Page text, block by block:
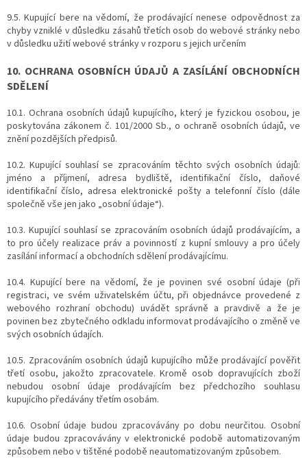
9.5. Kupující bere na vědomí, že prodávající nenese odpovědnost za
chyby vzniklé v důsledku zásahů třetích osob do webové stránky nebo
v důsledku užití webové stránky v rozporu s jejich určením
10. OCHRANA OSOBNÍCH ÚDAJŮ A ZASÍLÁNÍ OBCHODNÍCH
SDĚLENÍ
10.1. Ochrana osobních údajů kupujícího, který je fyzickou osobou, je
poskytována zákonem č. 101/2000 Sb., o ochraně osobních údajů, ve
znění pozdějších předpisů.
10.2. Kupující souhlasí se zpracováním těchto svých osobních údajů:
jméno a příjmení, adresa bydliště, identifikační číslo, daňové
identifikační číslo, adresa elektronické pošty a telefonní číslo (dále
společně vše jen jako „osobní údaje“).
10.3. Kupující souhlasí se zpracováním osobních údajů prodávajícím, a
to pro účely realizace práv a povinností z kupní smlouvy a pro účely
zasílání informací a obchodních sdělení prodávajícímu.
10.4. Kupující bere na vědomí, že je povinen své osobní údaje (při
registraci, ve svém uživatelském účtu, při objednávce provedené z
webového rozhraní obchodu) uvádět správně a pravdivě a že je
povinen bez zbytečného odkladu informovat prodávajícího o změně ve
svých osobních údajích.
10.5. Zpracováním osobních údajů kupujícího může prodávající pověřit
třetí osobu, jakožto zpracovatele. Kromě osob dopravujících zboží
nebudou osobní údaje prodávajícím bez předchozího souhlasu
kupujícího předávány třetím osobám.
10.6. Osobní údaje budou zpracovávány po dobu neurčitou. Osobní
údaje budou zpracovávány v elektronické podobě automatizovaným
způsobem nebo v tištěné podobě neautomatizovaným způsobem.